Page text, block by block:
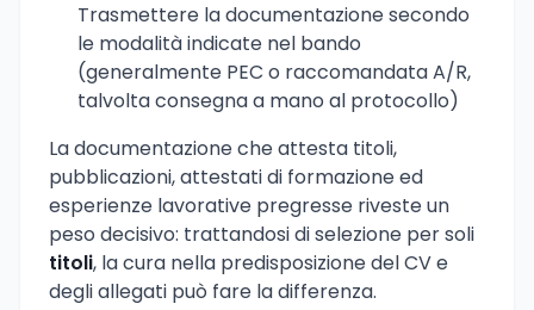
Trasmettere la documentazione secondo
le modalità indicate nel bando
(generalmente PEC o raccomandata A/R,
talvolta consegna a mano al protocollo)
La documentazione che attesta titoli,
pubblicazioni, attestati di formazione ed
esperienze lavorative pregresse riveste un
peso decisivo: trattandosi di selezione per soli
titoli, la cura nella predisposizione del CV e
degli allegati può fare la differenza.